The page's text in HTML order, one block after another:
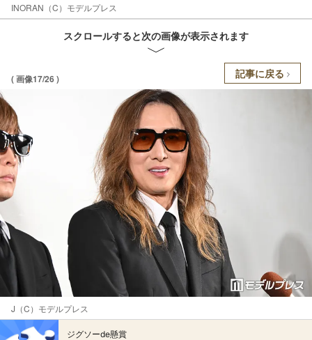
INORAN（C）モデルプレス
スクロールすると次の画像が表示されます
( 画像17/26 ) 記事に戻る
J（C）モデルプレス
ジグソーde懸賞